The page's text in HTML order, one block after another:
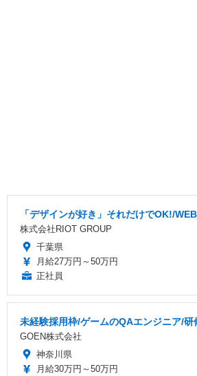
「デザインが好き」それだけでOK!/
株式会社RIOT GROUP
千葉県
月給27万円～50万円
正社員
未経験採用枠/ゲームのQAエンジニア/
GOEN株式会社
神奈川県
月給30万円～50万円